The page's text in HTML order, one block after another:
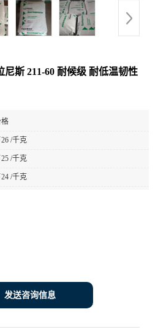
斯 211-60 耐候级 耐低温韧性
26 /千克
25 /千克
24 /千克
发送咨询信息